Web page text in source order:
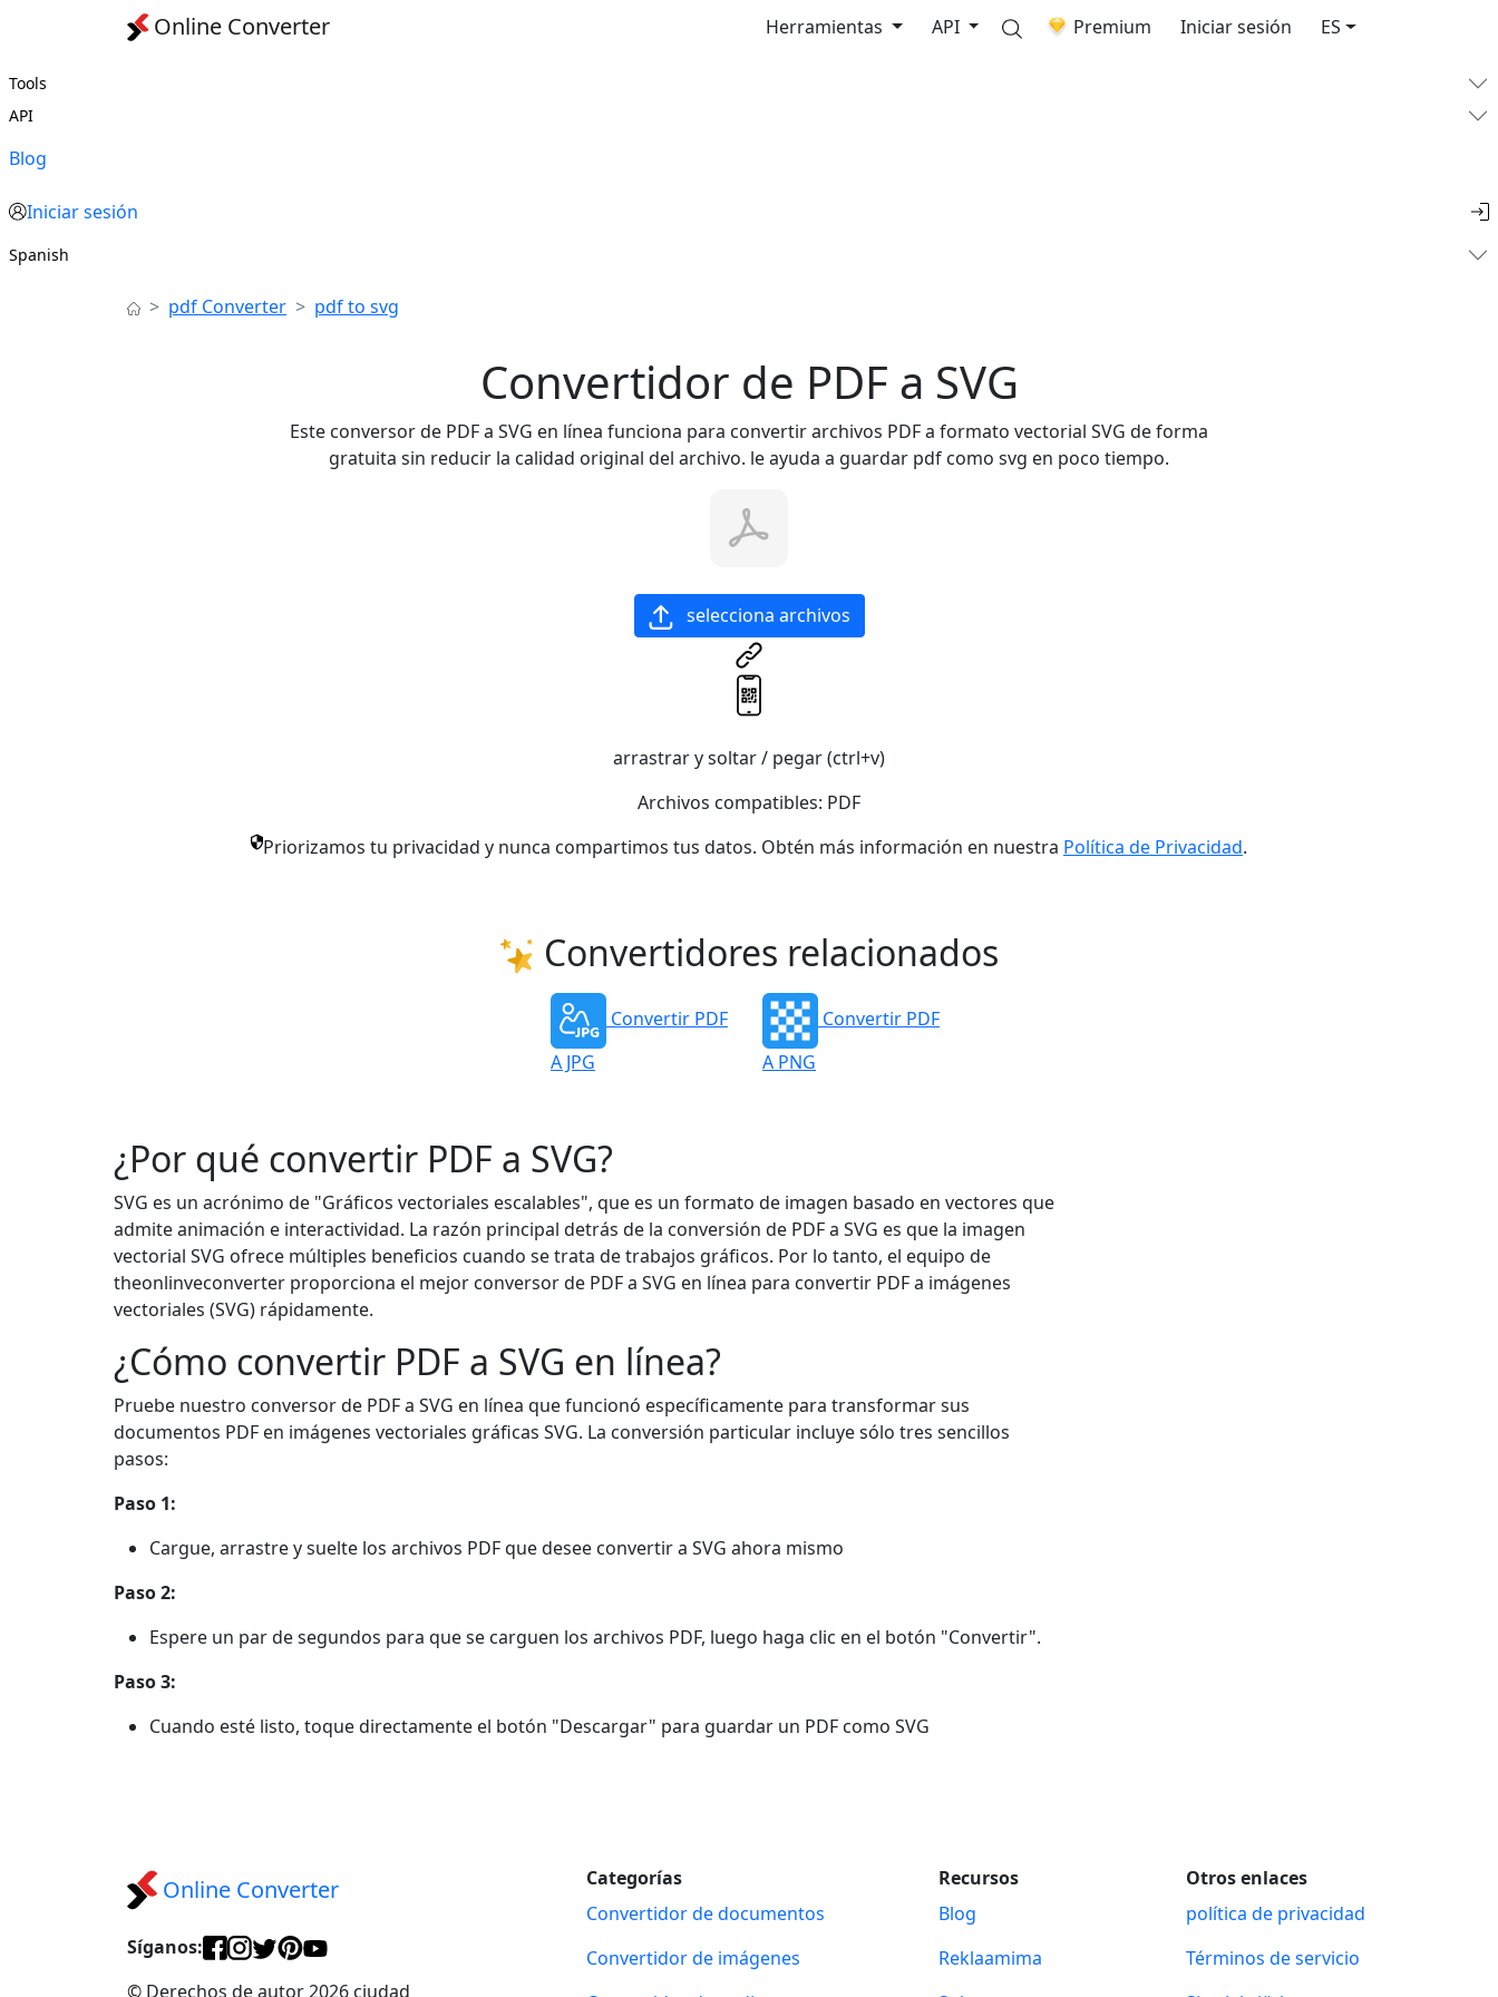
Online Converter Herramientas API Premium Iniciar sesión ES
Tools
API
Blog
Iniciar sesión
Spanish
pdf Converter pdf to svg
Convertidor de PDF a SVG
Este conversor de PDF a SVG en línea funciona para convertir archivos PDF a formato vectorial SVG de forma
gratuita sin reducir la calidad original del archivo. le ayuda a guardar pdf como svg en poco tiempo.
selecciona archivos
arrastrar y soltar / pegar (ctrl+v)
Archivos compatibles: PDF
Priorizamos tu privacidad y nunca compartimos tus datos. Obtén más información en nuestra Política de Privacidad.
Convertidores relacionados
Convertir PDF
A JPG
Convertir PDF
A PNG
¿Por qué convertir PDF a SVG?
SVG es un acrónimo de "Gráficos vectoriales escalables", que es un formato de imagen basado en vectores que
admite animación e interactividad. La razón principal detrás de la conversión de PDF a SVG es que la imagen
vectorial SVG ofrece múltiples beneficios cuando se trata de trabajos gráficos. Por lo tanto, el equipo de
theonlinveconverter proporciona el mejor conversor de PDF a SVG en línea para convertir PDF a imágenes
vectoriales (SVG) rápidamente.
¿Cómo convertir PDF a SVG en línea?
Pruebe nuestro conversor de PDF a SVG en línea que funcionó específicamente para transformar sus
documentos PDF en imágenes vectoriales gráficas SVG. La conversión particular incluye sólo tres sencillos
pasos:
Paso 1:
Cargue, arrastre y suelte los archivos PDF que desee convertir a SVG ahora mismo
Paso 2:
Espere un par de segundos para que se carguen los archivos PDF, luego haga clic en el botón "Convertir".
Paso 3:
Cuando esté listo, toque directamente el botón "Descargar" para guardar un PDF como SVG
Online Converter
Síganos:
© Derechos de autor 2026 ciudad
Categorías
Convertidor de documentos
Convertidor de imágenes
Recursos
Blog
Reklaamima
Otros enlaces
política de privacidad
Términos de servicio